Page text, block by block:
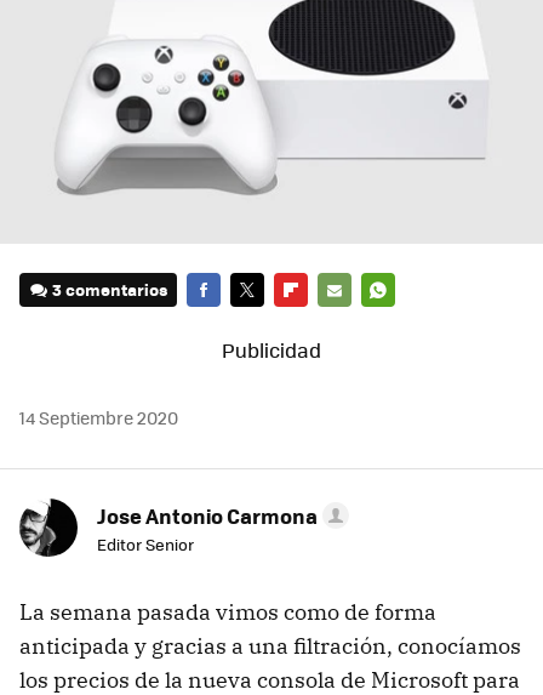
3 comentarios
MAIL
14 Septiembre 2020
Jose Antonio Carmona
Editor Senior
La semana pasada vimos como de forma
anticipada y gracias a una filtración, conocíamos
los precios de la nueva consola de Microsoft para